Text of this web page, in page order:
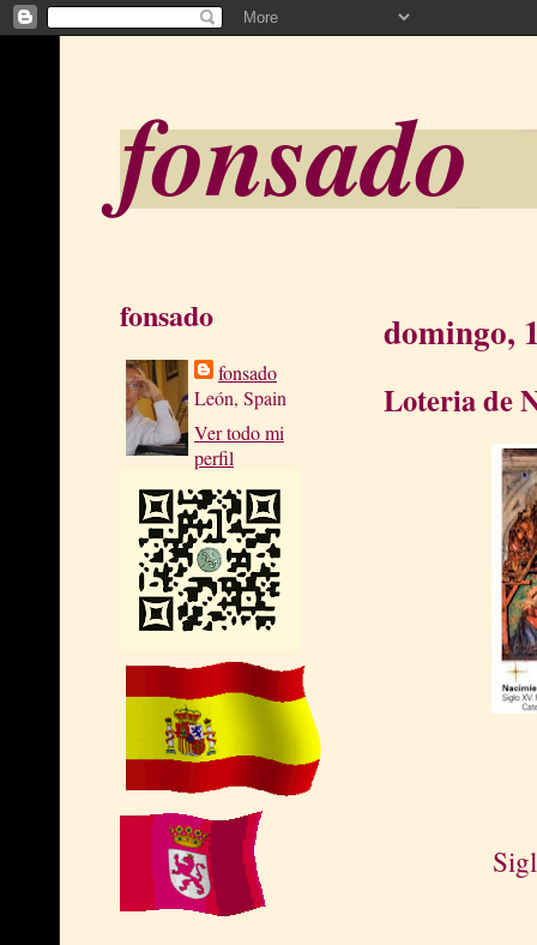
fonsado
fonsado
fonsado
León, Spain
Ver todo mi
perfil
domingo,
Loteria de